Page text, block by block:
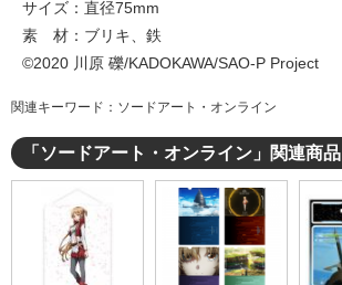
サイズ：直径75mm
素 材：ブリキ、鉄
©2020 川原 礫/KADOKAWA/SAO-P Project
関連キーワード：ソードアート・オンライン
「ソードアート・オンライン」関連商品